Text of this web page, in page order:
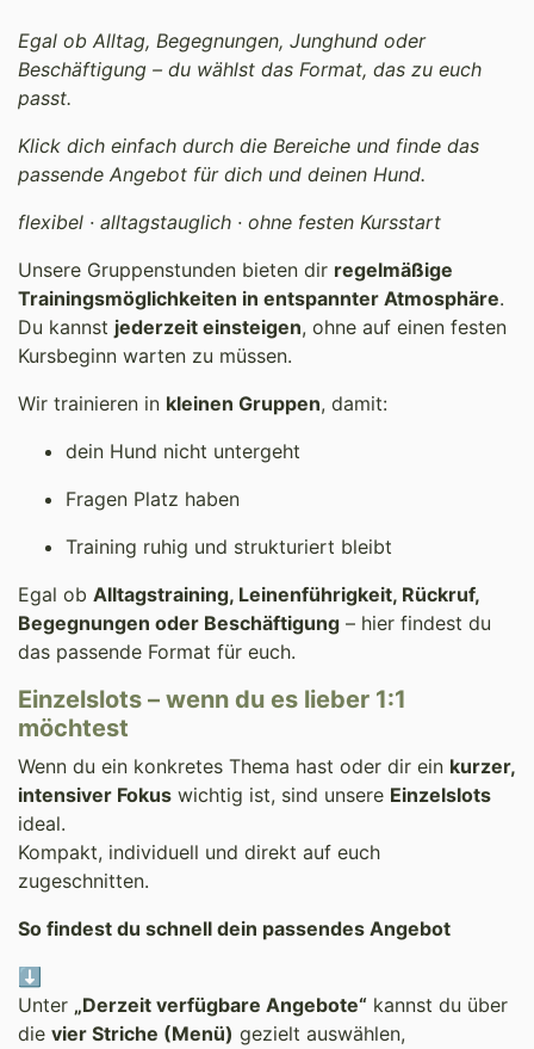
Egal ob Alltag, Begegnungen, Junghund oder
Beschäftigung – du wählst das Format, das zu euch
passt.
Klick dich einfach durch die Bereiche und finde das
passende Angebot für dich und deinen Hund.
flexibel · alltagstauglich · ohne festen Kursstart
Unsere Gruppenstunden bieten dir regelmäßige
Trainingsmöglichkeiten in entspannter Atmosphäre.
Du kannst jederzeit einsteigen, ohne auf einen festen
Kursbeginn warten zu müssen.
Wir trainieren in kleinen Gruppen, damit:
dein Hund nicht untergeht
Fragen Platz haben
Training ruhig und strukturiert bleibt
Egal ob Alltagstraining, Leinenführigkeit, Rückruf,
Begegnungen oder Beschäftigung – hier findest du
das passende Format für euch.
Einzelslots – wenn du es lieber 1:1
möchtest
Wenn du ein konkretes Thema hast oder dir ein kurzer,
intensiver Fokus wichtig ist, sind unsere Einzelslots
ideal.
Kompakt, individuell und direkt auf euch
zugeschnitten.
So findest du schnell dein passendes Angebot
⬇️
Unter „Derzeit verfügbare Angebote“ kannst du über
die vier Striche (Menü) gezielt auswählen,